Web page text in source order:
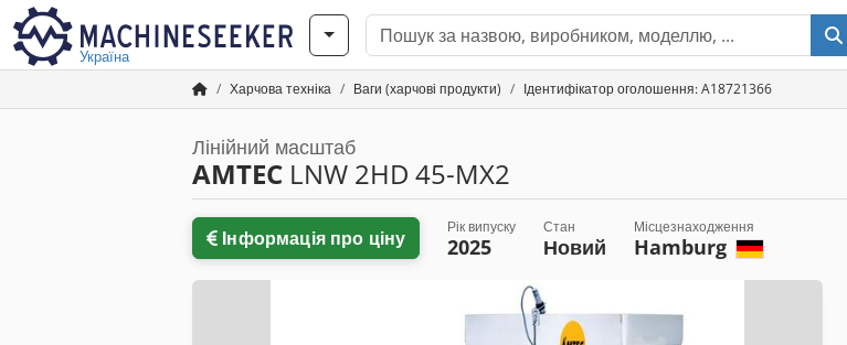
Україна
Харчова техніка Ваги (харчові продукти) Ідентифікатор оголошення: A18721366
Лінійний масштаб
AMTEC LNW 2HD 45-MX2
Інформація про ціну Рік випуску
2025
Стан
Новий
Місцезнаходження
Hamburg